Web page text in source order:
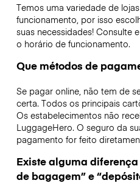
Temos uma variedade de
funcionamento, por isso
suas necessidades! Consulte
o horário de funcionamento.
Que métodos de
Se pagar online, não tem de
certa. Todos os principais
Os estabelecimentos não
LuggageHero. O seguro da
pagamento for feito
Existe alguma
de bagagem” e